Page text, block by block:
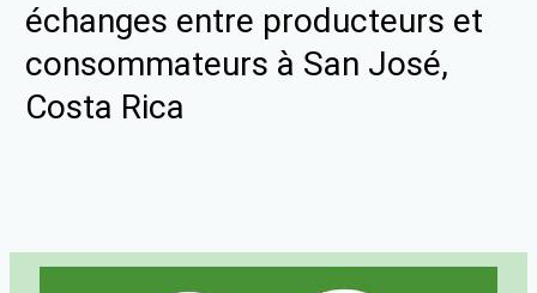
échanges entre producteurs et
consommateurs à San José,
Costa Rica